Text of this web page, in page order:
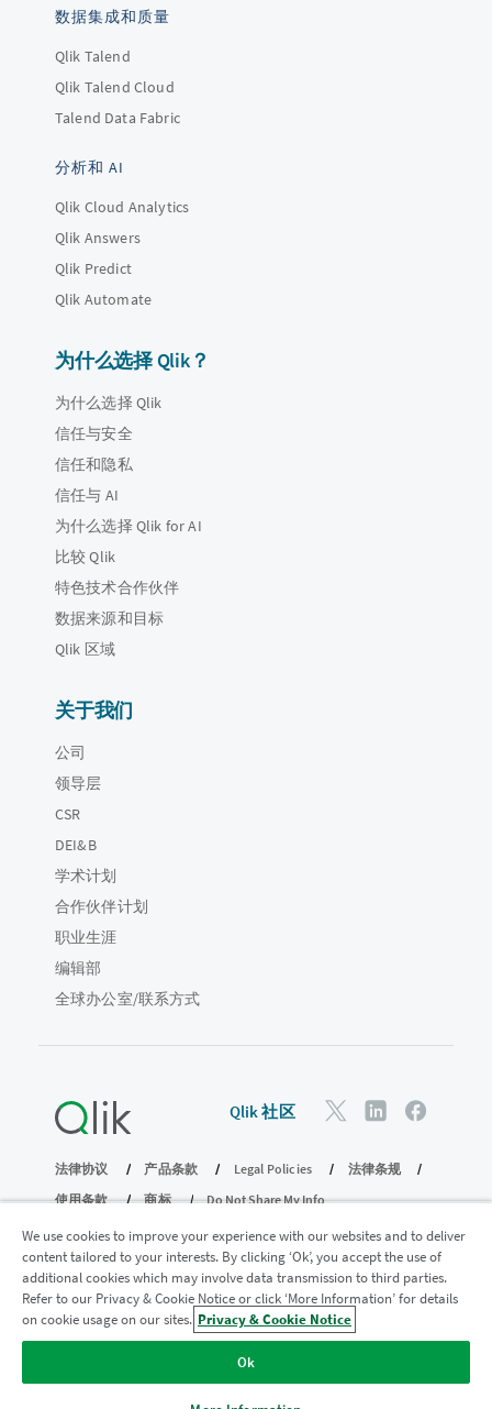
数据集成和质量
Qlik Talend
Qlik Talend Cloud
Talend Data Fabric
分析和 AI
Qlik Cloud Analytics
Qlik Answers
Qlik Predict
Qlik Automate
为什么选择 Qlik？
为什么选择 Qlik
信任与安全
信任和隐私
信任与 AI
为什么选择 Qlik for AI
比较 Qlik
特色技术合作伙伴
数据来源和目标
Qlik 区域
关于我们
公司
领导层
CSR
DEI&B
学术计划
合作伙伴计划
职业生涯
编辑部
全球办公室/联系方式
Qlik 社区
法律协议 产品条款 Legal Policies
法律条规
使用条款
商标
Do Not Share My Info
版权所有 © 1993-2026 QlikTech International AB。保留所有权利。
加入分析现代化计划
使用分析现代化计划实现现代化，同时不损害您宝贵的
QlikView 应用程序。
We use cookies to improve your experience with our websites and to deliver
content tailored to your interests. By clicking ‘Ok’, you accept the use of
additional cookies which may involve data transmission to third parties.
Refer to our Privacy & Cookie Notice or click ‘More Information’ for details
on cookie usage on our sites. Privacy & Cookie Notice
Ok